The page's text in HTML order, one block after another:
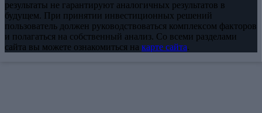
результаты не гарантируют аналогичных результатов в
будущем. При принятии инвестиционных решений
пользователь должен руководствоваться комплексом факторов
и полагаться на собственный анализ. Со всеми разделами
сайта вы можете ознакомиться на карте сайта.